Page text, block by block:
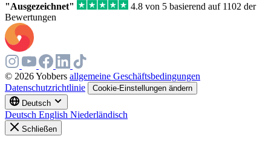
"Ausgezeichnet"
4.8 von 5 basierend auf 1102 der
Bewertungen
© 2026 Yobbers allgemeine Geschäftsbedingungen
Datenschutzrichtlinie
Cookie-Einstellungen ändern
Deutsch
Deutsch English Niederländisch
Schließen